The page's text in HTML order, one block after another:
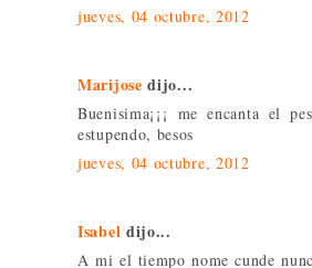
jueves, 04 octubre, 2012
Marijose dijo...
Buenisima¡¡¡ me encanta el
estupendo, besos
jueves, 04 octubre, 2012
Isabel dijo...
A mi el tiempo nome cunde